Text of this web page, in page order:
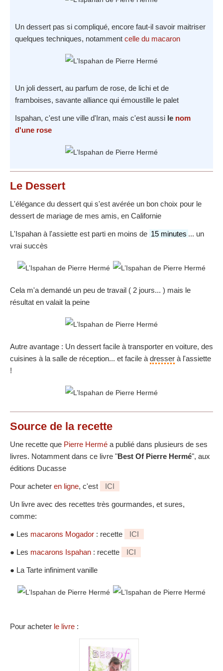
Un dessert pas si compliqué, encore faut-il savoir maitriser
quelques techniques, notamment celle du macaron
Un joli dessert, au parfum de rose, de lichi et de
framboises, savante alliance qui émoustille le palet
Ispahan, c'est une ville d'Iran, mais c'est aussi le nom
d'une rose
Le Dessert
L'élégance du dessert qui s'est avérée un bon choix pour le
dessert de mariage de mes amis, en Californie
L'Ispahan à l'assiette est parti en moins de 15 minutes ... un
vrai succès
Cela m'a demandé un peu de travail ( 2 jours... ) mais le
résultat en valait la peine
Autre avantage : Un dessert facile à transporter en voiture, des
cuisines à la salle de réception... et facile à dresser à l'assiette
!
Source de la recette
Une recette que Pierre Hermé a publié dans plusieurs de ses
livres. Notamment dans ce livre "Best Of Pierre Hermé", aux
éditions Ducasse
Pour acheter en ligne, c'est ICI
Un livre avec des recettes très gourmandes, et sures,
comme:
● Les macarons Mogador : recette ICI
● Les macarons Ispahan : recette ICI
● La Tarte infiniment vanille
Pour acheter le livre :